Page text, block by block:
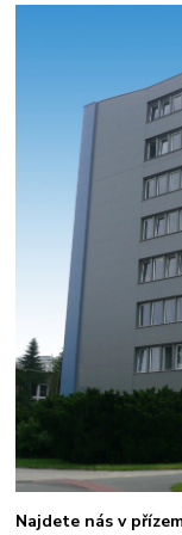
Najdete nás v